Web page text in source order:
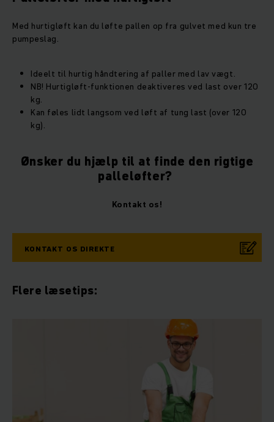
Med hurtigløft kan du løfte pallen op fra gulvet med kun tre
pumpeslag.
Ideelt til hurtig håndtering af paller med lav vægt.
NB! Hurtigløft-funktionen deaktiveres ved last over 120
kg.
Kan føles lidt langsom ved løft af tung last (over 120
kg).
Ønsker du hjælp til at finde den rigtige
palleløfter?
Kontakt os!
KONTAKT OS DIREKTE
Flere læsetips: